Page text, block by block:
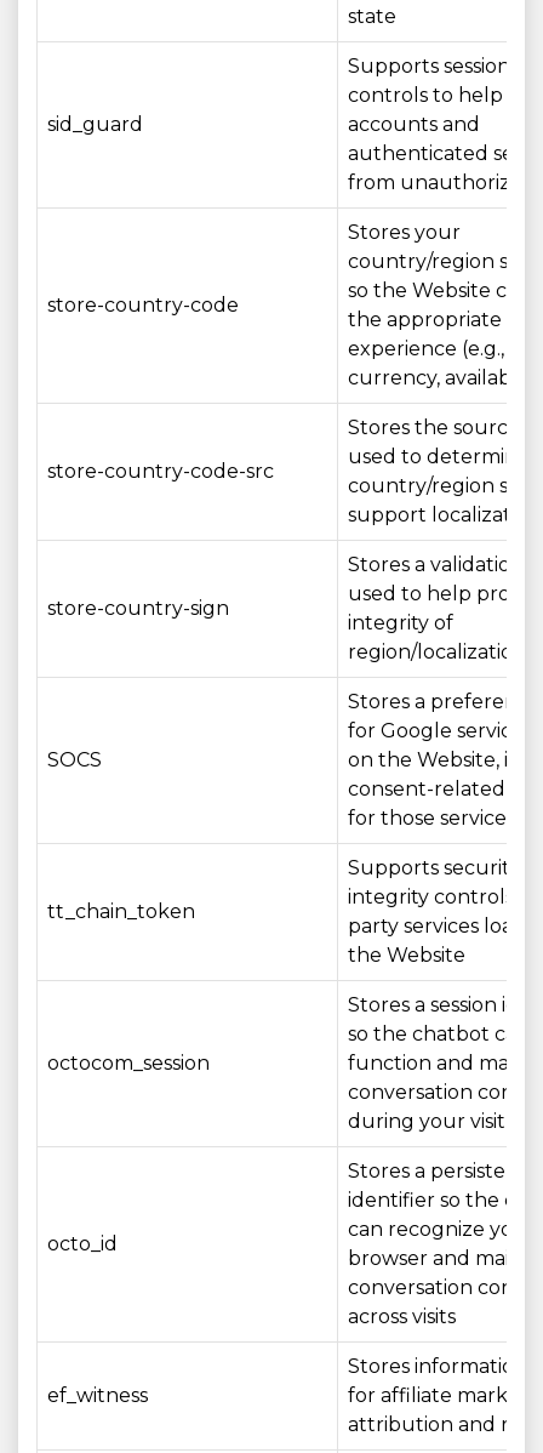
state
sid_guard
Supports session
controls to help
accounts and
authenticated
from unauthorized
store-country-code
Stores your
country/region
so the Website can
the appropriate
experience (e.g.,
currency,
store-country-code-src
Stores the source/
used to determine
country/region
support
store-country-sign
Stores a validation
used to help
integrity of
region/localization
SOCS
Stores a
for Google services
on the Website,
consent-related
for those services
tt_chain_token
Supports security
integrity controls
party services
the Website
octocom_session
Stores a session
so the chatbot can
function and
conversation
during your visit
octo_id
Stores a persistent
identifier so the
can recognize your
browser and
conversation
across visits
ef_witness
Stores information
for affiliate
attribution and